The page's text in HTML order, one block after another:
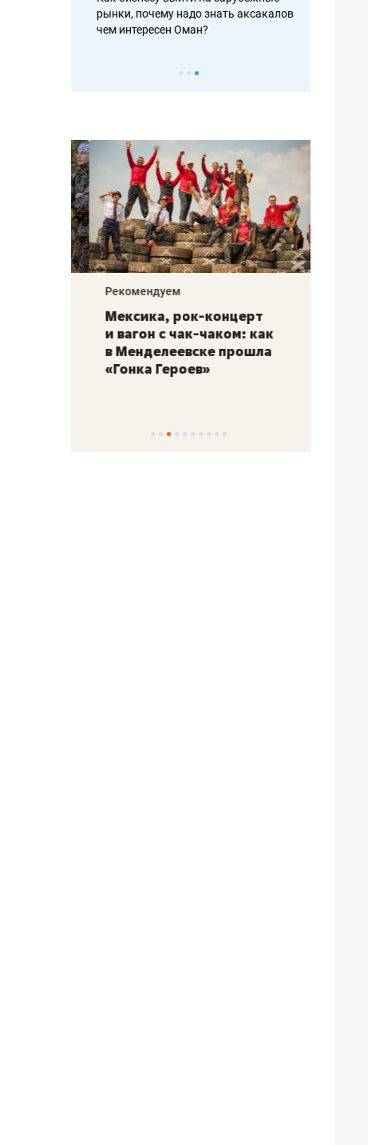
рынки, почему надо знать аксакалов и
чем интересен Оман?
Рекомендуем
Мексика, рок-концерт
и вагон с чак-чаком: как
в Менделеевске прошла
«Гонка Героев»